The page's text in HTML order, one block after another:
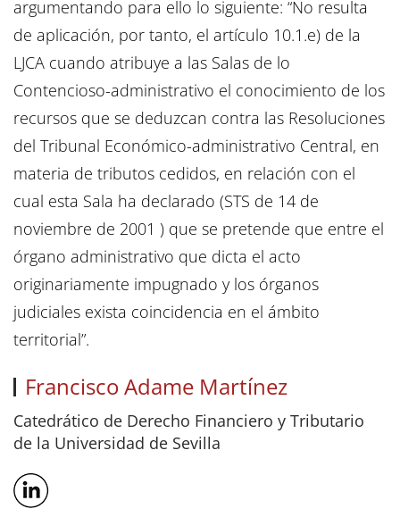
argumentando para ello lo siguiente: “No resulta
de aplicación, por tanto, el artículo 10.1.e) de la
LJCA cuando atribuye a las Salas de lo
Contencioso-administrativo el conocimiento de los
recursos que se deduzcan contra las Resoluciones
del Tribunal Económico-administrativo Central, en
materia de tributos cedidos, en relación con el
cual esta Sala ha declarado (STS de 14 de
noviembre de 2001 ) que se pretende que entre el
órgano administrativo que dicta el acto
originariamente impugnado y los órganos
judiciales exista coincidencia en el ámbito
territorial”.
Francisco Adame Martínez
Catedrático de Derecho Financiero y Tributario
de la Universidad de Sevilla